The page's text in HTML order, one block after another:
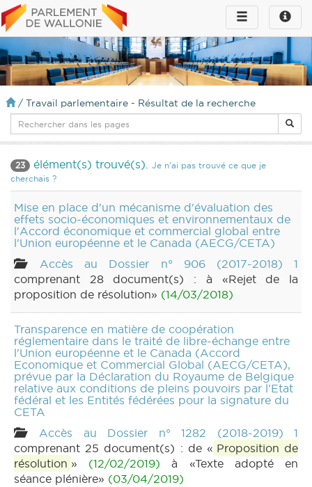
Toggle
infos
Toggle
navigation
/ Travail parlementaire - Résultat de la recherche
23 élément(s) trouvé(s). Je n'ai pas trouvé ce que je
cherchais ?
Mise en place d'un mécanisme d'évaluation des
effets socio-économiques et environnementaux de
l'Accord économique et commercial global entre
l'Union européenne et le Canada (AECG/CETA)
Accès au Dossier n° 906 (2017-2018) 1
comprenant 28 document(s) : à «Rejet de la
proposition de résolution» (14/03/2018)
Transparence en matière de coopération
réglementaire dans le traité de libre-échange entre
l'Union européenne et le Canada (Accord
Economique et Commercial Global (AECG/CETA),
prévue par la Déclaration du Royaume de Belgique
relative aux conditions de pleins pouvoirs par l'Etat
fédéral et les Entités fédérées pour la signature du
CETA
Accès au Dossier n° 1282 (2018-2019) 1
comprenant 25 document(s) : de « Proposition de
résolution » (12/02/2019) à «Texte adopté en
séance plénière» (03/04/2019)